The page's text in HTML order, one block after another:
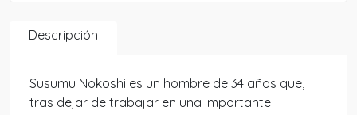
Descripción
Susumu Nokoshi es un hombre de 34 años que,
tras dejar de trabajar en una importante